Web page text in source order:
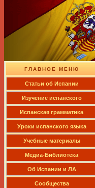
ГЛАВНОЕ МЕНЮ
Cтатьи об Испании
Изучение испанского
Испанская грамматика
Уроки испанского языка
Учебные материалы
Медиа-Библиотека
Об Испании и ЛА
Сообщества